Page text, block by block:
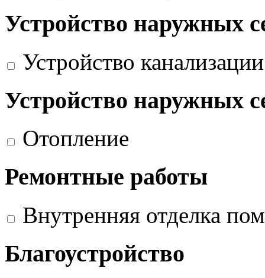
Устройство наружных
Устройство канализации
Устройство наружных
Отопление
Ремонтные работы
Внутренняя отделка
Благоустройство